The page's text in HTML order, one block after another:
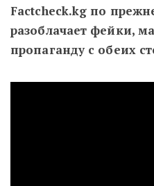
Factcheck.kg по
разоблачает фейки,
пропаганду с обеих